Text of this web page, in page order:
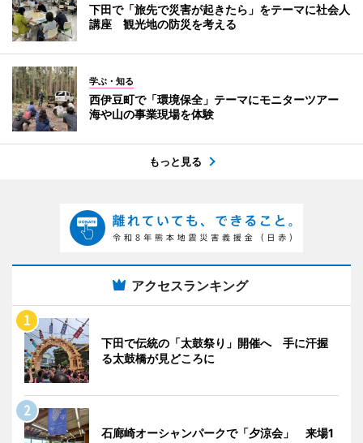
下田で「旅先で災害が起きたら」をテーマに社会人
講座 観光地の防災を考える
学ぶ・知る
西伊豆町で「環境保全」テーマにモニターツアー
海や山の事業現場を体験
もっと見る
アクセスランキング
下田で伝統の「太鼓祭り」開催へ 手に汗握
る太鼓橋が見どころに
石廊崎オーシャンパークで「夕涼会」 来場1